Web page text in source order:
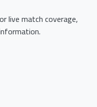
live match coverage,